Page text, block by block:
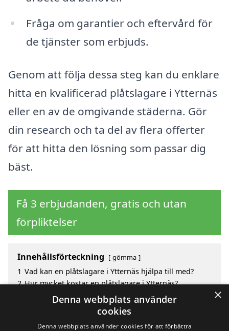
Fråga om garantier och eftervård för
de tjänster som erbjuds.
Genom att följa dessa steg kan du enklare
hitta en kvalificerad plåtslagare i Ytternäs
eller en av de omgivande städerna. Gör
din research och ta del av flera offerter
för att hitta den lösning som passar dig
bäst.
Få 3 erbjudanden, gratis och utan
förpliktelser
Innehållsförteckning gömma
1 Vad kan en plåtslagare i Ytternäs hjälpa till med?
2 Hur mycket kostar en plåtslagare i Ytternäs?
Fördelar med att välja plåtslagare i Ytternäs
Sök efter en skicklig plåtslagare i de omgivande
×
Denna webbplats använder
cookies
Denna webbplats använder cookies för att förbättra